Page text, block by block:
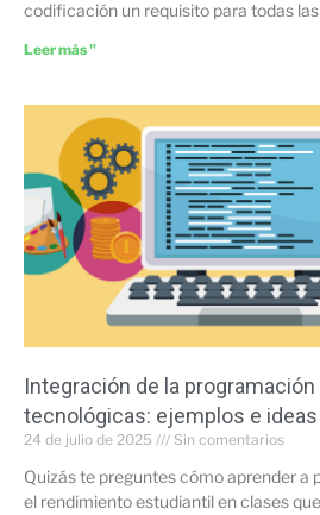
codificación un requisito para todas
Leer más "
Integración de la
tecnológicas: ejemplos e ideas
24 de julio de 2025 Sin comentarios
Quizás te preguntes cómo aprender a
el rendimiento estudiantil en clases